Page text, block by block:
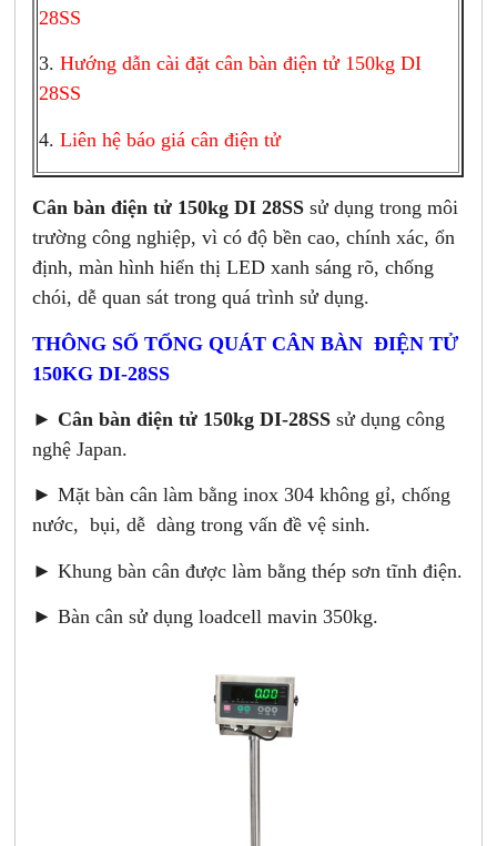
28SS
3.Hướng dẫn cài đặt cân bàn điện tử 150kg DI
28SS
4.Liên hệ báo giá cân điện tử
Cân bàn điện tử 150kg DI 28SS sử dụng trong môi
trường công nghiệp, vì có độ bền cao, chính xác, ổn
định, màn hình hiển thị LED xanh sáng rõ, chống
chói, dễ quan sát trong quá trình sử dụng.
THÔNG SỐ TỔNG QUÁT CÂN BÀN ĐIỆN TỬ
150KG DI-28SS
► Cân bàn điện tử 150kg DI-28SS sử dụng công
nghệ Japan.
► Mặt bàn cân làm bằng inox 304 không gỉ, chống
nước, bụi, dễ dàng trong vấn đề vệ sinh.
► Khung bàn cân được làm bằng thép sơn tĩnh điện.
► Bàn cân sử dụng loadcell mavin 350kg.